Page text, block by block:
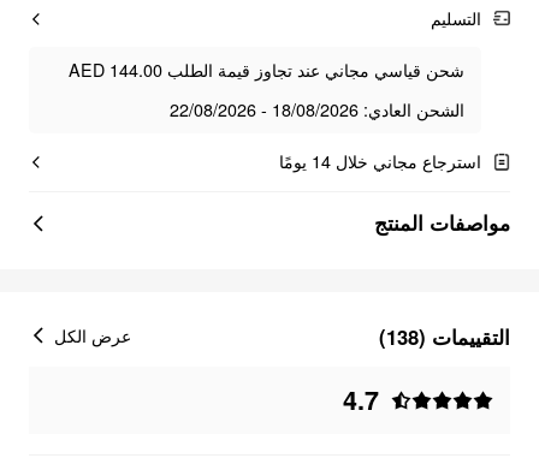
التسليم
شحن قياسي مجاني عند تجاوز قيمة الطلب AED 144.00
الشحن العادي: 18/08/2026 - 22/08/2026
استرجاع مجاني خلال 14 يومًا
مواصفات المنتج
التقييمات (138)
4.7
عرض الكل